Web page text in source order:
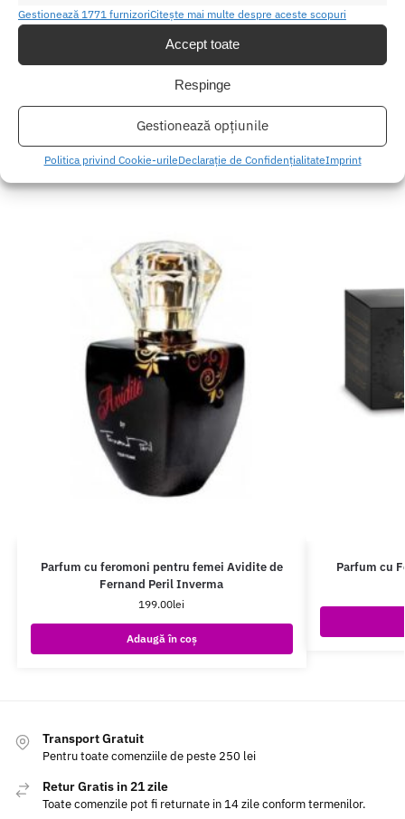
Gestionează 1771 furnizoriCitește mai multe despre aceste scopuri
Accept toate
Respinge
Gestionează opțiunile
Politica privind Cookie-urileDeclarație de ConfidențialitateImprint
5600298351744
Categorii: PARFUM CU FEROMONI,Parfum cu feromoni pentru
el
Etichete: Parfum cu Feromoni,Parfum cu feromoni Barbati
Produse similare
Parfum cu feromoni pentru femei Avidite de
Fernand Peril Inverma
199.00lei
Adaugă în coș
Parfum cu
Transport Gratuit
Pentru toate comenziile de peste 250 lei
Retur Gratis in 21 zile
Toate comenzile pot fi returnate in 14 zile conform termenilor.